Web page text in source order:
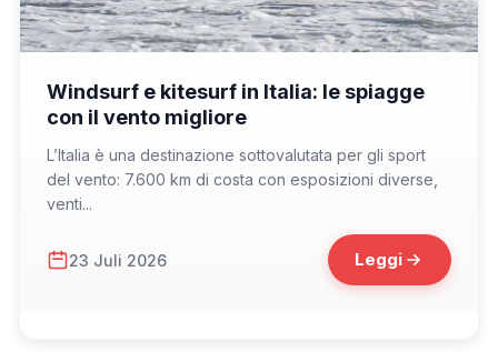
Windsurf e kitesurf in Italia: le spiagge
con il vento migliore
L’Italia è una destinazione sottovalutata per gli sport
del vento: 7.600 km di costa con esposizioni diverse,
venti...
23 Juli 2026 Leggi